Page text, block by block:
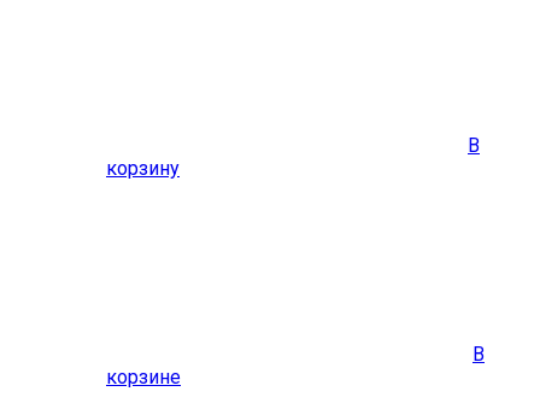
В
корзину
В
корзине